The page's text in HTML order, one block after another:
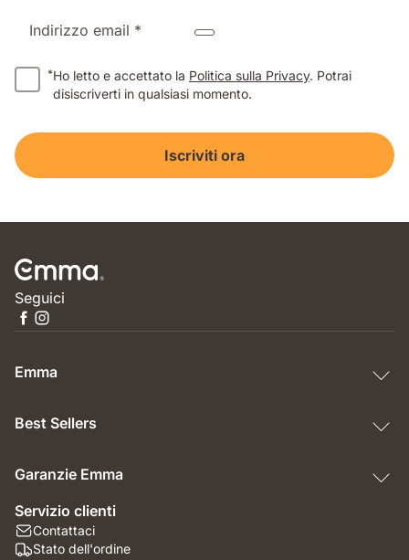
Indirizzo email *
*Ho letto e accettato la Politica sulla Privacy. Potrai
disiscriverti in qualsiasi momento.
Iscriviti ora
Seguici
Emma
Best Sellers
Garanzie Emma
Servizio clienti
Contattaci
Stato dell'ordine